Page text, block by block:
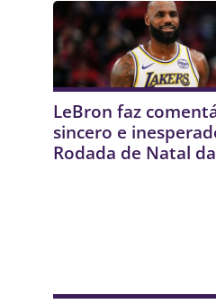
LeBron faz
sincero e
Rodada de Natal